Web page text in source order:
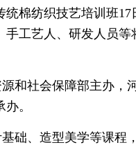
棉纺织技艺培训班
工艺人、研发人员
和社会保障部主办，
。
础、造型美学等课程